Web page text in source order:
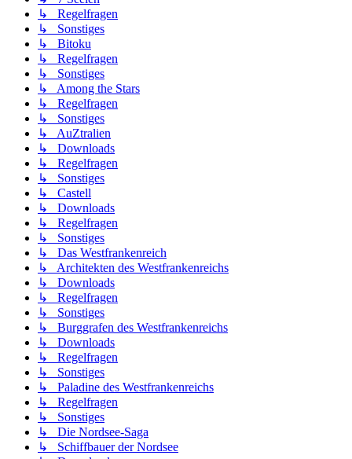
↳ Regelfragen
↳ Sonstiges
↳ Bitoku
↳ Regelfragen
↳ Sonstiges
↳ Among the Stars
↳ Regelfragen
↳ Sonstiges
↳ AuZtralien
↳ Downloads
↳ Regelfragen
↳ Sonstiges
↳ Castell
↳ Downloads
↳ Regelfragen
↳ Sonstiges
↳ Das Westfrankenreich
↳ Architekten des Westfrankenreichs
↳ Downloads
↳ Regelfragen
↳ Sonstiges
↳ Burggrafen des Westfrankenreichs
↳ Downloads
↳ Regelfragen
↳ Sonstiges
↳ Paladine des Westfrankenreichs
↳ Regelfragen
↳ Sonstiges
↳ Die Nordsee-Saga
↳ Schiffbauer der Nordsee